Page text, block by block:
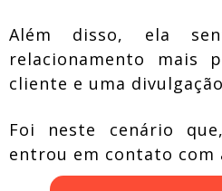
Além disso, ela
relacionamento mais
cliente e uma
Foi neste cenário
entrou em contato com